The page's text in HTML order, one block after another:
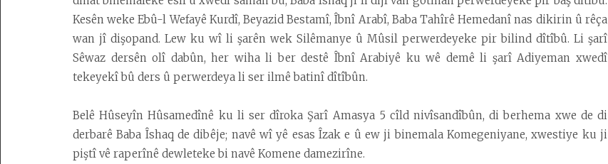
Kesên weke Ebû-l Wefayê Kurdî, Beyazid Bestamî, Îbnî Arabî, Baba Tahîrê Hemedanî nas dikirin û rêça
wan jî dişopand. Lew ku wî li şarên wek Silêmanye û Mûsil perwerdeyeke pir bilind dîtîbû. Li şarî
Sêwaz dersên olî dabûn, her wiha li ber destê Îbnî Arabiyê ku wê demê li şarî Adiyeman xwedî
tekeyekî bû ders û perwerdeya li ser ilmê batinî dîtîbûn.
Belê Hûseyîn Hûsamedînê ku li ser dîroka Şarî Amasya 5 cîld nivîsandîbûn, di berhema xwe de di
derbarê Baba Îshaq de dibêje; navê wî yê esas Îzak e û ew ji binemala Komegeniyane, xwestiye ku ji
piştî vê raperînê dewleteke bi navê Komene damezirîne.